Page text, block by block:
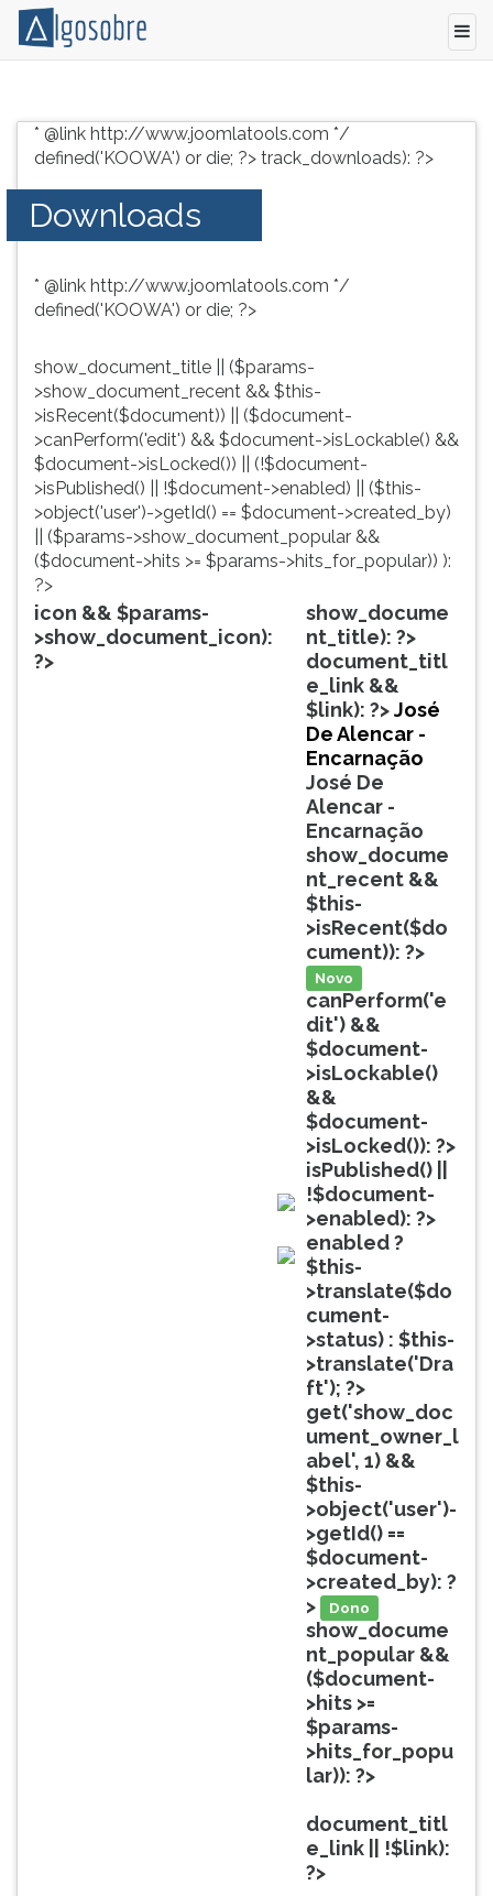
grátis
vestibular,
enem
concursos.
resumos
livros,
biografias,
profissões,
simulados
comentados.
Acessibilidade
leitor
TAB
depois
F
para
ouvir
conteúdo
principal
pular
essa
leitura
pressione
depois
pausar
* @link http://www.joomlatools.com */
defined('KOOWA') or die; ?> track_downloads): ?>
Downloads
* @link http://www.joomlatools.com */
defined('KOOWA') or die; ?>
show_document_title || ($params-
>show_document_recent && $this-
>isRecent($document)) || ($document-
>canPerform('edit') && $document->isLockable() &&
$document->isLocked()) || (!$document-
>isPublished() || !$document->enabled) || ($this-
>object('user')->getId() == $document->created_by)
|| ($params->show_document_popular &&
($document->hits >= $params->hits_for_popular)) ):
?>
icon && $params-
>show_document_icon):
?>
doc
doc
show_docume
nt_title): ?>
document_titl
e_link &&
$link): ?>José
De Alencar -
Encarnação
José De
Alencar -
Encarnação
show_docume
nt_recent &&
$this-
>isRecent($do
cument)): ?>
Novo
canPerform('e
dit') &&
$document-
>isLockable()
&&
$document-
>isLocked()): ?>
isPublished() ||
!$document-
>enabled): ?>
enabled ?
$this-
>translate($do
cument-
>status) : $this-
>translate('Dra
ft'); ?>
get('show_doc
ument_owner_l
abel', 1) &&
$this-
>object('user')-
>getId() ==
$document-
>created_by): ?
>
Dono
show_docume
nt_popular &&
($document-
>hits >=
$params-
>hits_for_popu
lar)): ?>
document_titl
e_link || !$link):
?>